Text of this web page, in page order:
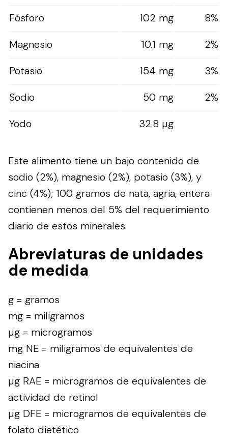
Fósforo
102 mg
8%
Magnesio
10.1 mg
2%
Potasio
154 mg
3%
Sodio
50 mg
2%
Yodo
32.8 µg
Este alimento tiene un bajo contenido de
sodio (2%), magnesio (2%), potasio (3%), y
cinc (4%); 100 gramos de nata, agria, entera
contienen menos del 5% del requerimiento
diario de estos minerales.
Abreviaturas de unidades
de medida
g = gramos
mg = miligramos
µg = microgramos
mg NE = miligramos de equivalentes de
niacina
µg RAE = microgramos de equivalentes de
actividad de retinol
µg DFE = microgramos de equivalentes de
folato dietético